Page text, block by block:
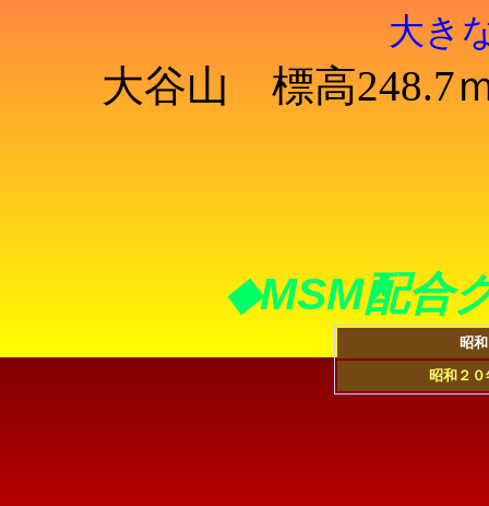
大き
大谷山 標高248.7
◆MSM配合
昭
昭和２０